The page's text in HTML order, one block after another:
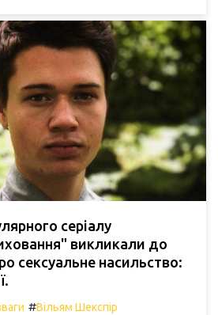
серіалу
викликали до
сексуальне насильство:
#Вільям Шекспір